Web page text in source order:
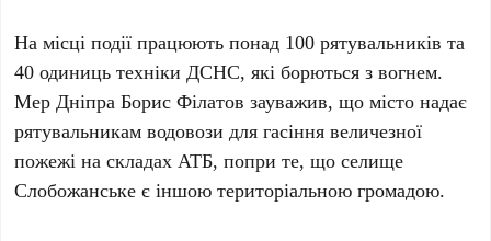
На місці події працюють понад 100 рятувальників та
40 одиниць техніки ДСНС, які борються з вогнем.
Мер Дніпра Борис Філатов зауважив, що місто надає
рятувальникам водовози для гасіння величезної
пожежі на складах АТБ, попри те, що селище
Слобожанське є іншою територіальною громадою.